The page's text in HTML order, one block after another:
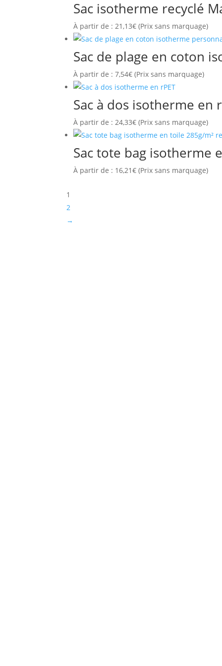
Sac isotherme recyclé
À partir de :21,13€ (Prix sans marquage)
Sac de plage en coton
À partir de :7,54€ (Prix sans marquage)
Sac à dos isotherme en
À partir de :24,33€ (Prix sans marquage)
Sac tote bag isotherme
À partir de : 16,21€ (Prix sans marquage)
1
2
→